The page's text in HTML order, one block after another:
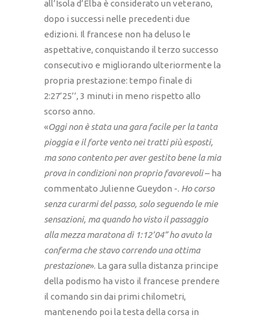
all’Isola d’Elba è considerato un veterano,
dopo i successi nelle precedenti due
edizioni. Il francese non ha deluso le
aspettative, conquistando il terzo successo
consecutivo e migliorando ulteriormente la
propria prestazione: tempo finale di
2:27’25’’, 3 minuti in meno rispetto allo
scorso anno.
«Oggi non è stata una gara facile per la tanta
pioggia e il forte vento nei tratti più esposti,
ma sono contento per aver gestito bene la mia
prova in condizioni non proprio favorevoli– ha
commentato Julienne Gueydon -. Ho corso
senza curarmi del passo, solo seguendo le mie
sensazioni, ma quando ho visto il passaggio
alla mezza maratona di 1:12’04” ho avuto la
conferma che stavo correndo una ottima
prestazione». La gara sulla distanza principe
della podismo ha visto il francese prendere
il comando sin dai primi chilometri,
mantenendo poi la testa della corsa in